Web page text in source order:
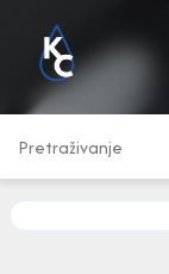
Pogledaj sve